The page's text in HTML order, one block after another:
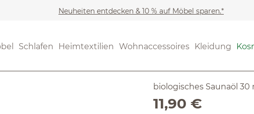
Neuheiten entdecken & 10 % auf Möbel sparen.*
Schlafen Heimtextilien Wohnaccessoires Kleidung
(3.17) 6
biologisches Saunaöl 30
Regulärer Preis:
11,90 €